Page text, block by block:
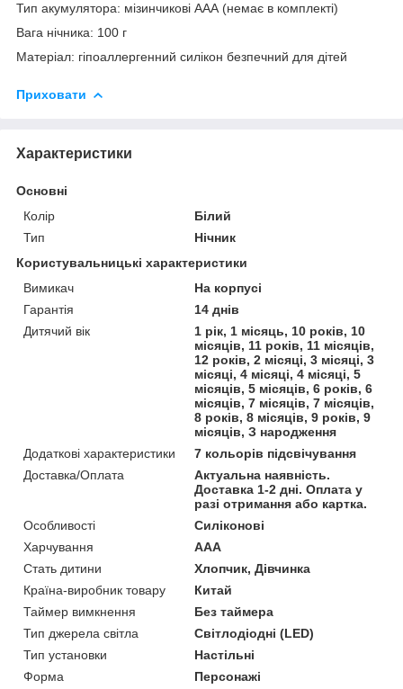
Тип акумулятора: мізинчикові ААА (немає в комплекті)
Вага нічника: 100 г
Матеріал: гіпоаллергенний силікон безпечний для дітей
Приховати
Характеристики
Основні
Колір
Білий
Тип
Нічник
Користувальницькі характеристики
Вимикач
На корпусі
Гарантія
14 днів
Дитячий вік
1 рік, 1 місяць, 10 років, 10
місяців, 11 років, 11 місяців,
12 років, 2 місяці, 3 місяці, 3
місяці, 4 місяці, 4 місяці, 5
місяців, 5 місяців, 6 років, 6
місяців, 7 місяців, 7 місяців,
8 років, 8 місяців, 9 років, 9
місяців, З народження
Додаткові характеристики
7 кольорів підсвічування
Доставка/Оплата
Актуальна наявність.
Доставка 1-2 дні. Оплата у
разі отримання або картка.
Особливості
Силіконові
Харчування
AAA
Стать дитини
Хлопчик, Дівчинка
Країна-виробник товару
Китай
Таймер вимкнення
Без таймера
Тип джерела світла
Світлодіодні (LED)
Тип установки
Настільні
Форма
Персонажі